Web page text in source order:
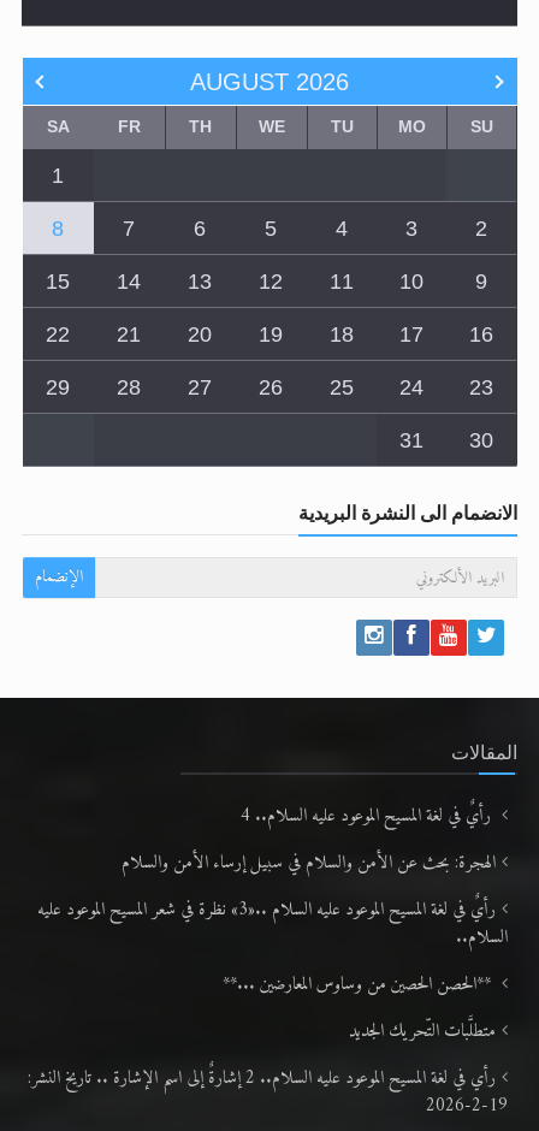
AUGUST 2026
SU
MO
TU
WE
TH
FR
SA
1
2
3
4
5
6
7
8
9
10
11
12
13
14
15
16
17
18
19
20
21
22
23
24
25
26
27
28
29
30
31
الانضمام الى النشرة البريدية
الإنضمام
المقالات
رأيٌ في لغة المسيح الموعود عليه السلام.. 4
الهجرة: بحث عن الأمن والسلام في سبيل إرساء الأمن والسلام
رأيٌ في لغة المسيح الموعود عليه السلام ..«3» نظرة في شعر المسيح الموعود عليه
السلام..
**الحصن الحصين من وساوس المعارضين ...**
متطلَّبات التّحريك الجديد
رأي في لغة المسيح الموعود عليه السلام.. 2 إشارةٌ إلى اسم الإشارة .. تاريخ النشر:
19-2-2026